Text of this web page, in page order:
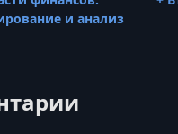
и анализ